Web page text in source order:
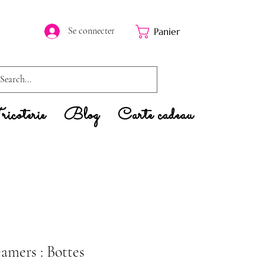
Se connecter Panier
Blog Carte cadeau
: Bottes